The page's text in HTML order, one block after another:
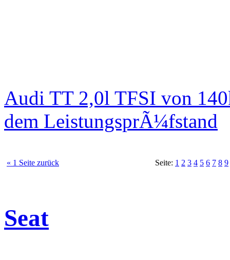
Audi TT 2,0l TFSI von
dem LeistungsprÃ¼fstand
« 1 Seite zurück Seite: 1 2 3 4 5 6 7 8 9
Seat